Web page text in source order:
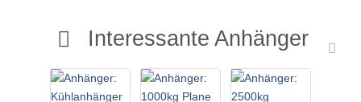
Interessante Anhänger